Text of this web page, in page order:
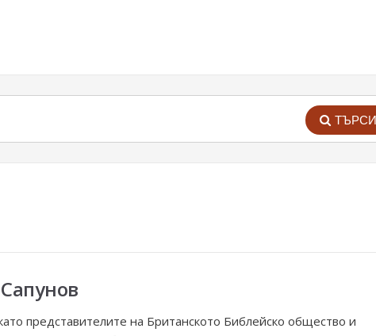
ТЪРСИ
представителите на Британското Библейско общество и